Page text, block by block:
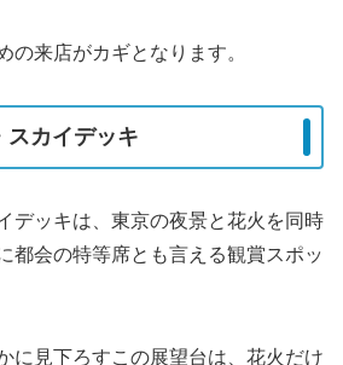
の来店がカギとなります。
スカイデッキ
デッキは、東京の夜景と花火を同時
都会の特等席とも言える観賞スポッ
に見下ろすこの展望台は、花火だけ